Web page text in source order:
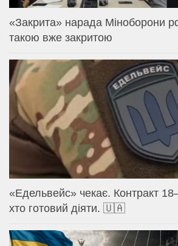
«Закрита» нарада Міноборони
такою вже закритою
«Едельвейс» чекає. Контракт
хто готовий діяти. 🇺🇦